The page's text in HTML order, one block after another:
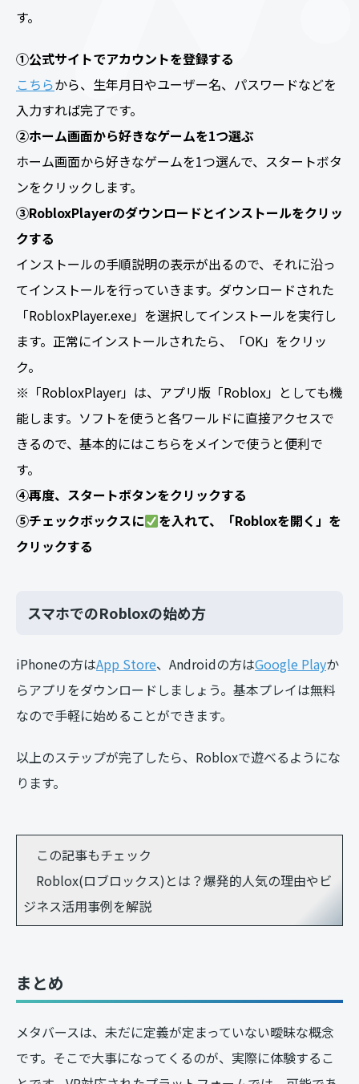
す。
①公式サイトでアカウントを登録する
こちらから、生年月日やユーザー名、パスワードなどを
入力すれば完了です。
②ホーム画面から好きなゲームを1つ選ぶ
ホーム画面から好きなゲームを1つ選んで、スタートボタ
ンをクリックします。
③RobloxPlayerのダウンロードとインストールをクリッ
クする
インストールの手順説明の表示が出るので、それに沿っ
てインストールを行っていきます。ダウンロードされた
「RobloxPlayer.exe」を選択してインストールを実行し
ます。正常にインストールされたら、「OK」をクリッ
ク。
※「RobloxPlayer」は、アプリ版「Roblox」としても機
能します。ソフトを使うと各ワールドに直接アクセスで
きるので、基本的にはこちらをメインで使うと便利で
す。
④再度、スタートボタンをクリックする
⑤チェックボックスに
を入れて、「Robloxを開く」を
クリックする
スマホでのRobloxの始め方
iPhoneの方はApp Store、Androidの方はGoogle Playか
らアプリをダウンロードしましょう。基本プレイは無料
なので手軽に始めることができます。
以上のステップが完了したら、Robloxで遊べるようにな
ります。
この記事もチェック
Roblox(ロブロックス)とは？爆発的人気の理由やビ
ジネス活用事例を解説
まとめ
メタバースは、未だに定義が定まっていない曖昧な概念
です。そこで大事になってくるのが、実際に体験するこ